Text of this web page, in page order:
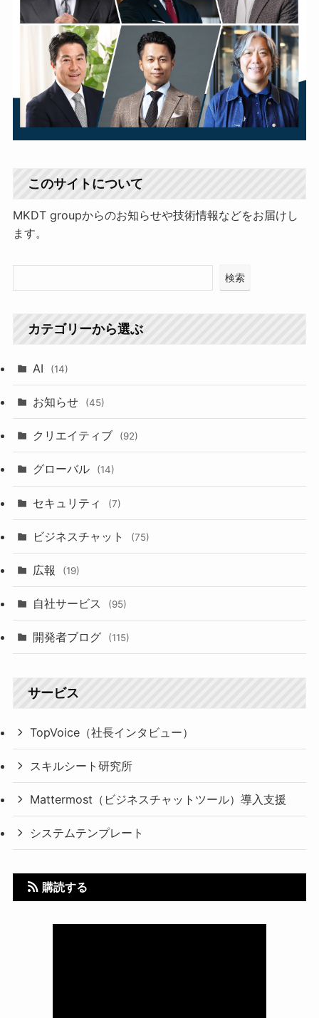
このサイトについて
MKDT groupからのお知らせや技術情報などをお届けし
ます。
検索
カテゴリーから選ぶ
AI (14)
お知らせ (45)
クリエイティブ (92)
グローバル (14)
セキュリティ (7)
ビジネスチャット (75)
広報 (19)
自社サービス (95)
開発者ブログ (115)
サービス
TopVoice（社長インタビュー）
スキルシート研究所
Mattermost（ビジネスチャットツール）導入支援
システムテンプレート
購読する